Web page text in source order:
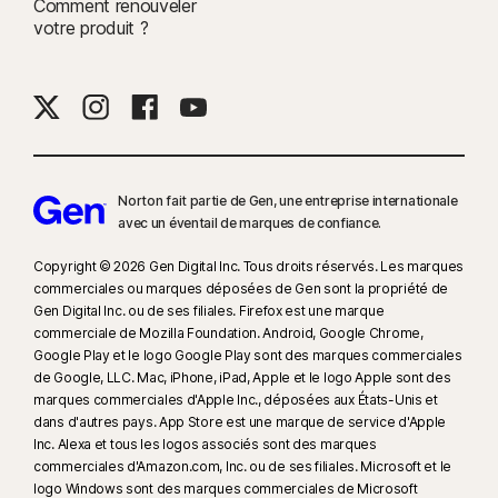
navigateurs de bureau (Google Chrome, Microsoft Edge pour Windows et
Mozilla Firefox).
licence.
utilisé sur le PC Windows™ et les appareils iOS et Android™ d'un enfant,
mais certaines fonctions ne sont pas disponibles sur certaines plates-
enfant depuis n'importe quel appareil (PC Windows sauf Windows en
mode S) Mac, iOS et Android, sur nos applications mobiles, ou en se
connectant à leur compte surmy.Norton.comet en sélectionnant
Contrôle parental via n'importe quel navigateur. L'application mobile doit
être téléchargée séparément. L'app iOS
n'est pas disponible dans ces pays.
Les navigateurs les plus courants sont pris en charge, notamment
Chrome, Edge et FireFox. L'accès au portail de contrôle parental n'est pas
Comment renouveler
votre produit ?
Norton fait partie de Gen, une entreprise internationale
avec un éventail de marques de confiance.​
Copyright © 2026 Gen Digital Inc. Tous droits réservés. Les marques
commerciales ou marques déposées de Gen sont la propriété de
Gen Digital Inc. ou de ses filiales. Firefox est une marque
commerciale de Mozilla Foundation. Android, Google Chrome,
Google Play et le logo Google Play sont des marques commerciales
de Google, LLC. Mac, iPhone, iPad, Apple et le logo Apple sont des
marques commerciales d'Apple Inc., déposées aux États-Unis et
dans d'autres pays. App Store est une marque de service d'Apple
Inc. Alexa et tous les logos associés sont des marques
commerciales d'Amazon.com, Inc. ou de ses filiales. Microsoft et le
logo Windows sont des marques commerciales de Microsoft